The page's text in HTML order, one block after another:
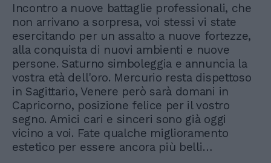
Incontro a nuove battaglie professionali, che
non arrivano a sorpresa, voi stessi vi state
esercitando per un assalto a nuove fortezze,
alla conquista di nuovi ambienti e nuove
persone. Saturno simboleggia e annuncia la
vostra età dell'oro. Mercurio resta dispettoso
in Sagittario, Venere però sarà domani in
Capricorno, posizione felice per il vostro
segno. Amici cari e sinceri sono già oggi
vicino a voi. Fate qualche miglioramento
estetico per essere ancora più belli…